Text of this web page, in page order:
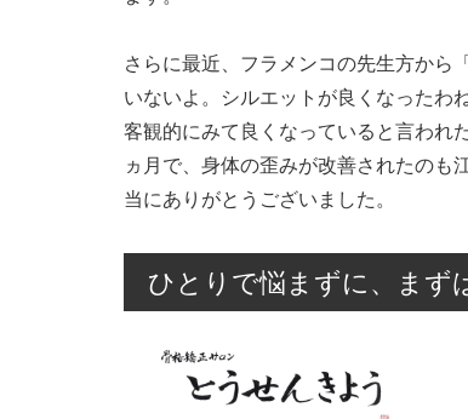
さらに最近、フラメンコの先生方から
いないよ。シルエットが良くなったわ
客観的にみて良くなっていると言われ
ヵ月で、身体の歪みが改善されたのも
当にありがとうございました。
ひとりで悩まずに、まず